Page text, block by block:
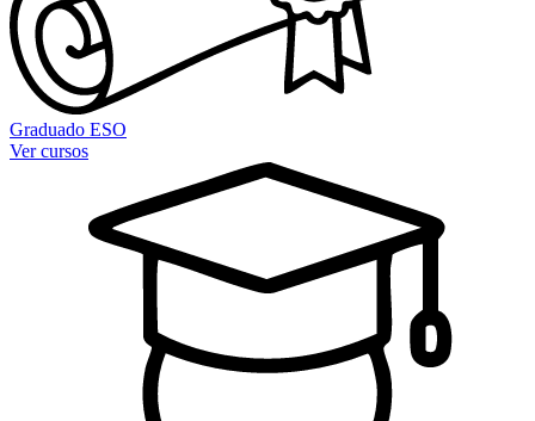
Graduado ESO
Ver cursos